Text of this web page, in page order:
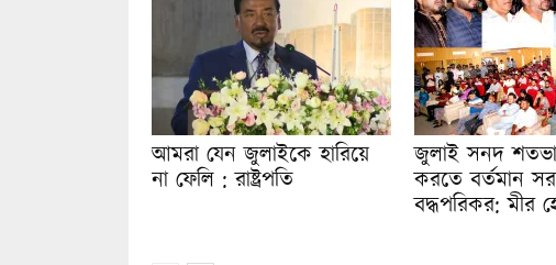
আমরা যেন জুলাইকে হারিয়ে
না ফেলি : রাষ্ট্রপতি
জুলাই সনদ
করতে বর্তমান
বদ্ধপরিকর: মীর